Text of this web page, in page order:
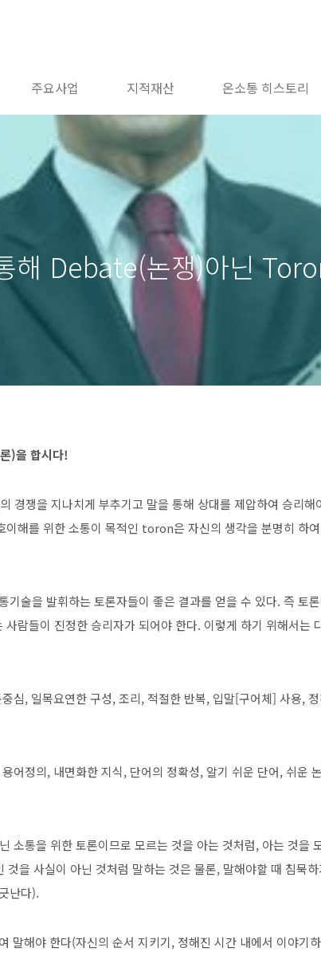
주요사업 지적재산 온소통 히스토리
해 Debate(논쟁)아닌
)을 합시다!
경쟁을 지나치게 부추기고 말을 통해 상대를 제압하여 승리해
이해를 위한 소통이 목적인 toron은 자신의 생각을 분명히 하
기술을 발휘하는 토론자들이 좋은 결과를 얻을 수 있다. 즉 토
람들이 진정한 승리자가 되어야 한다. 이렇게 하기 위해서는
심, 일목요연한 구성, 조리, 적절한 반복, 입말[구어체] 사용,
어정의, 내면화한 지식, 단어의 정확성, 알기 쉬운 단어, 쉬운
소통을 위한 토론이므로 모르는 것을 아는 것처럼, 아는 것을
을 사실이 아닌 것처럼 말하는 것은 물론, 말해야할 때 침묵하
난다).
말해야 한다(자신의 순서 지키기, 정해진 시간 내에서 이야기